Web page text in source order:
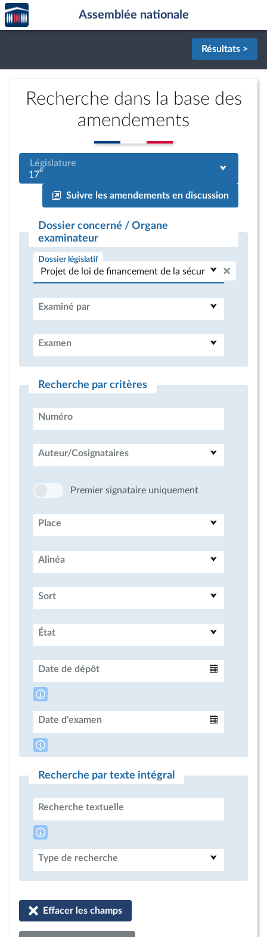
Aller au contenu
Aller en bas de la page
Accèder
à la
page
Assemblée nationale
Résultats >
Recherche dans la base des
amendements
Législature
17e
Suivre les amendements en discussion
Dossier concerné / Organe
examinateur
Dossier législatif
Examiné par
Examen
Recherche par critères
Numéro
Auteur/Cosignataires
Premier signataire uniquement
Place
Alinéa
Sort
État
Date de dépôt
Date d'examen
Recherche par texte intégral
Recherche textuelle
Type de recherche
Effacer les champs